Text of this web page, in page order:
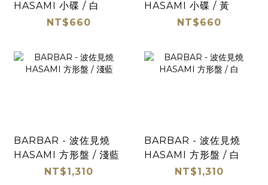
HASAMI 小碟 / 白
NT$660
HASAMI 小碟 / 黃
NT$660
BARBAR - 波佐見燒
HASAMI 方形盤 / 淺藍
NT$1,310
BARBAR - 波佐見燒
HASAMI 方形盤 / 白
NT$1,310